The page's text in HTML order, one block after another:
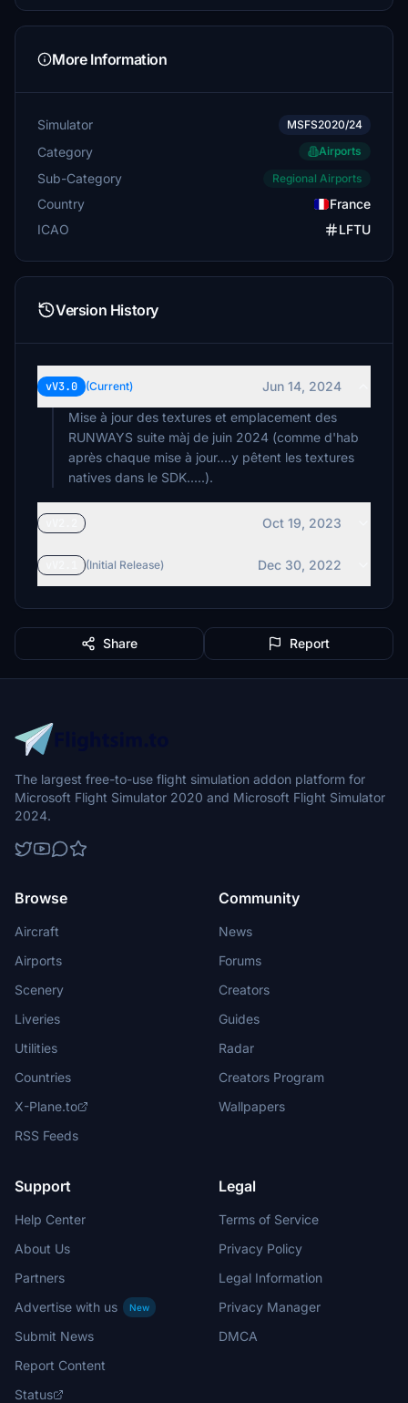
More Information
Simulator MSFS2020/24
Category Airports
Sub-Category Regional Airports
Country
France
ICAO
LFTU
Version History
vV3.0 (Current)
Jun 14, 2024
Mise à jour des textures et emplacement des
RUNWAYS suite màj de juin 2024 (comme d'hab
après chaque mise à jour....y pêtent les textures
natives dans le SDK.....).
Oct 19, 2023
(Initial Release) Dec 30, 2022
Share Report
The largest free-to-use flight simulation addon platform for
Microsoft Flight Simulator 2020 and Microsoft Flight Simulator
2024.
Browse
Aircraft
Airports
Scenery
Liveries
Utilities
Countries
X-Plane.to
RSS Feeds
Community
News
Forums
Creators
Guides
Radar
Creators Program
Wallpapers
Support
Help Center
About Us
Partners
Advertise with us
New
Submit News
Report Content
Status
Legal
Terms of Service
Privacy Policy
Legal Information
Privacy Manager
DMCA